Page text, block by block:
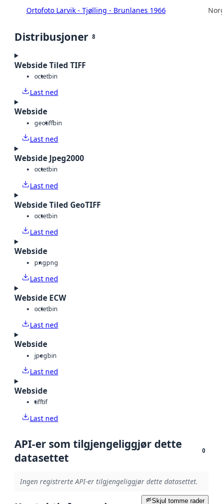
Ortofoto Larvik - Tjølling - Brunlanes 1966
Distribusjoner 8
Webside Tiled TIFF
octetbin
Last ned
Webside
geotiffbin
Last ned
Webside Jpeg2000
octetbin
Last ned
Webside Tiled GeoTIFF
octetbin
Last ned
Webside
pngpng
Last ned
Webside ECW
octetbin
Last ned
Webside
jpegbin
Last ned
Webside
tifftif
Last ned
API-er som tilgjengeliggjør dette
datasettet
0
Ingen registrerte API-er tilgjengeliggjør dette datasettet.
Skjul tomme rader